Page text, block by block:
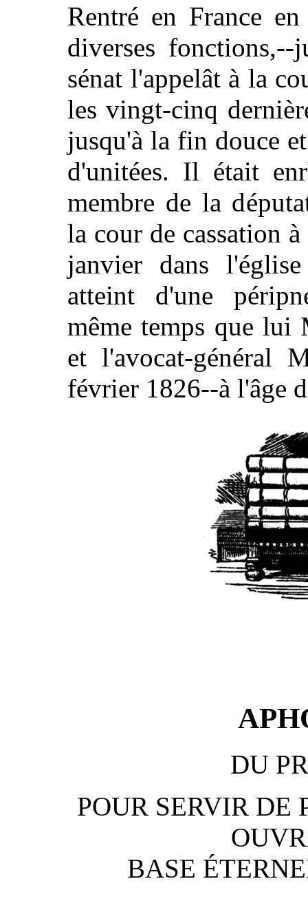
Rentré en France
diverses
sénat l'appelât à la
les vingt-cinq
jusqu'à la fin douce
d'unitées. Il était
membre de la
la cour de cassation
janvier dans
atteint d'une
même temps que lui
et l'avocat-général
février 1826--à l'âge
DU
POUR SERVIR DE
BASE